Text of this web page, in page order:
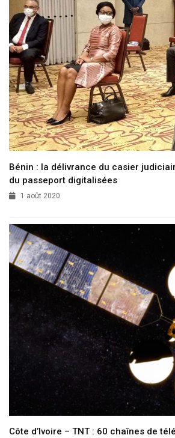
Bénin : la délivrance du casier
du passeport digitalisées
1 août 2020
Côte d’Ivoire – TNT : 60 chaînes de